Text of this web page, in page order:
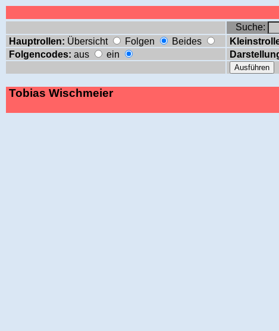
Suche:
Hauptrollen: Übersicht Folgen Beides
Folgencodes: aus ein
Tobias Wischmeier